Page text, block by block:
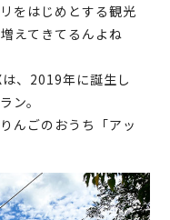
をはじめとする観光
えてきてるんよね
、2019年に誕生し
ン。
んごのおうち「アッ